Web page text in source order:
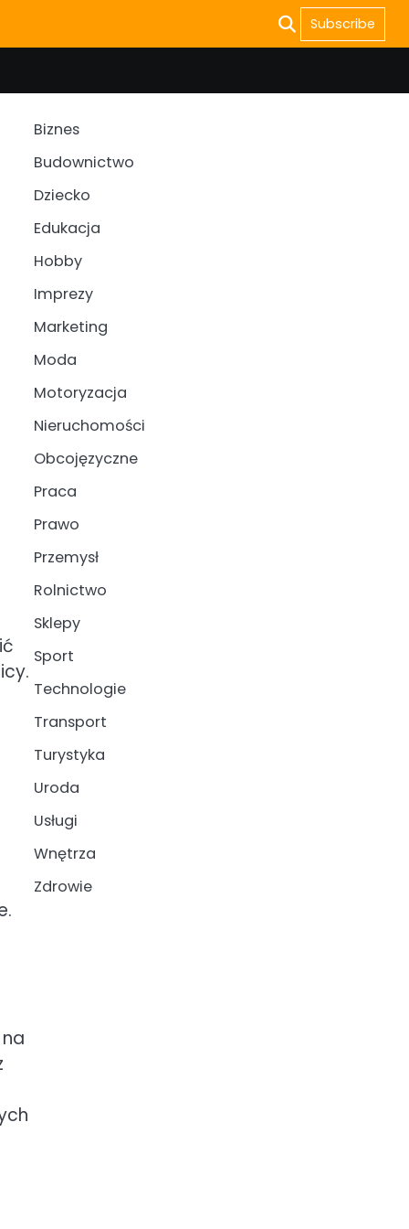
Subscribe
Biznes
Budownictwo
Dziecko
Edukacja
Hobby
Imprezy
Marketing
Moda
Motoryzacja
Nieruchomości
Obcojęzyczne
Praca
Prawo
Przemysł
Rolnictwo
Sklepy
Sport
Technologie
Transport
Turystyka
Uroda
Usługi
Wnętrza
Zdrowie